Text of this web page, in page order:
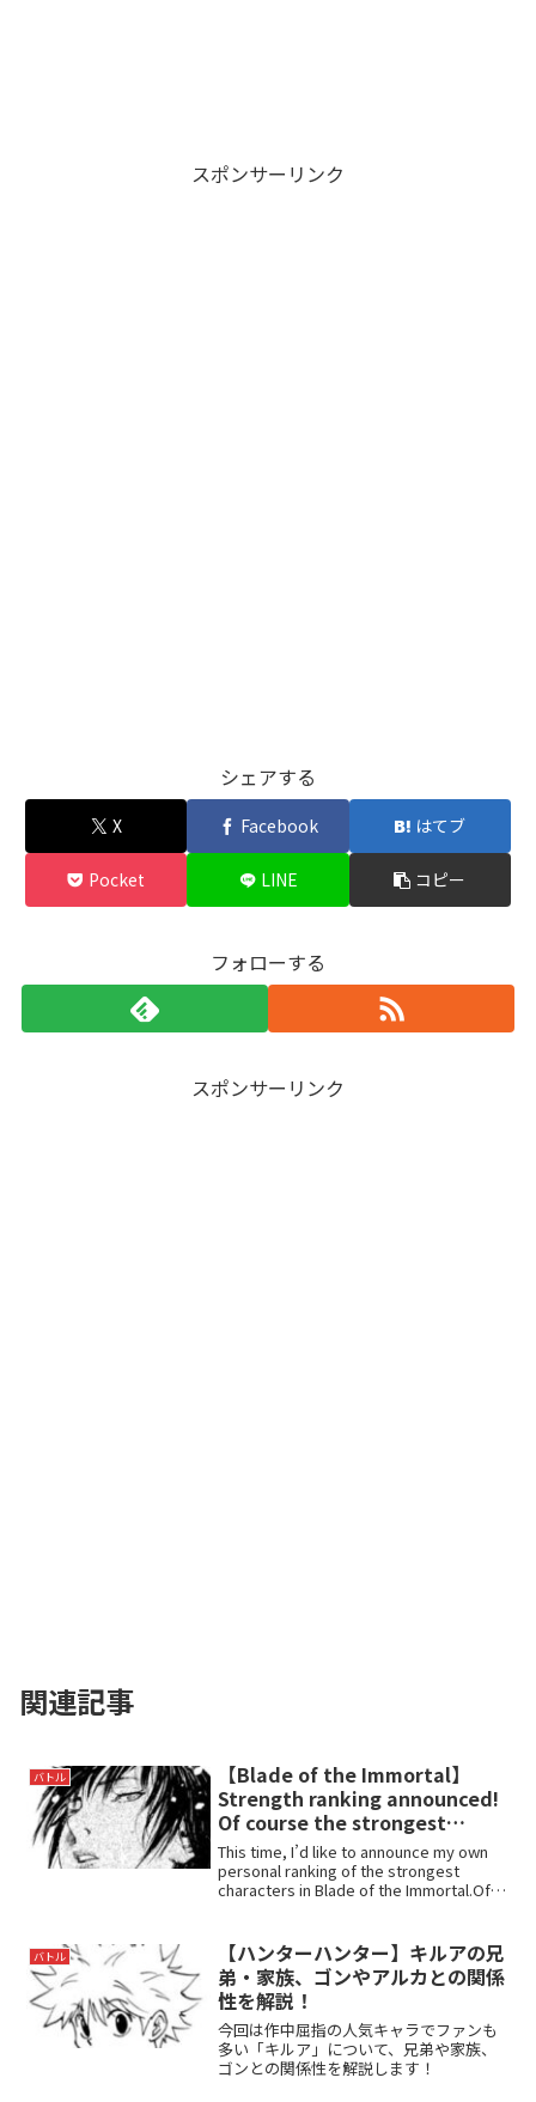
スポンサーリンク
シェアする
X Facebook はてブ
Pocket LINE コピー
フォローする
スポンサーリンク
関連記事
バトル
【Blade of the Immortal】
Strength ranking announced!
Of course the strongest
person is that person?
This time, I’d like to announce my own
personal ranking of the strongest
characters in Blade of the Immortal.Of
バトル
【ハンターハンター】キルアの兄
弟・家族、ゴンやアルカとの関係
性を解説！
今回は作中屈指の人気キャラでファンも
多い「キルア」について、兄弟や家族、
ゴンとの関係性を解説します！